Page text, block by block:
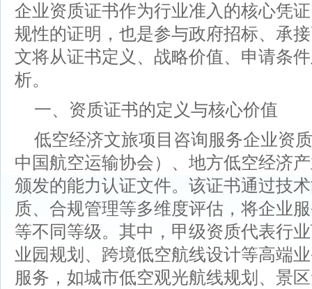
企业资质证书作为行业准入的核心凭
规性的证明，也是参与政府招标、承
文将从证书定义、战略价值、申请条
析。
一、资质证书的定义与核心价值
低空经济文旅项目咨询服务企业资
中国航空运输协会）、地方低空经济
颁发的能力认证文件。该证书通过技
质、合规管理等多维度评估，将企业
等不同等级。其中，甲级资质代表行
业园规划、跨境低空航线设计等高端
服务，如城市低空观光航线规划、景